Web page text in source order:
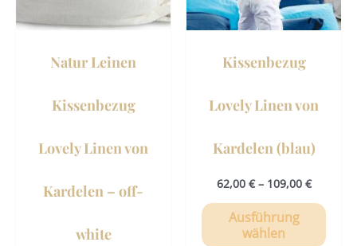
Natur Leinen
Kissenbezug
Lovely Linen von
Kardelen – off-
white
Die
Optionen
Produktseite
Kissenbezug
Lovely Linen von
Kardelen (blau)
62,00 €– 109,00 €
Ausführung
wählen
Die